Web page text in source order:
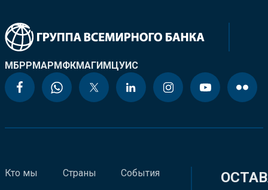
МБРРМАРМФКМАГИМЦУИС
Кто мы Страны События